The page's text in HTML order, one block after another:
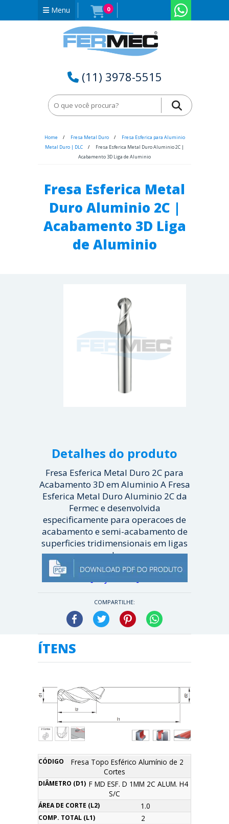
Menu 0
(11) 3978-5515
Home Fresa Metal Duro
Fresa Esferica para Aluminio
Metal Duro | DLC
Fresa Esferica Metal Duro Aluminio 2C |
Acabamento 3D Liga de Aluminio
Fresa Esferica Metal
Duro Aluminio 2C |
Acabamento 3D Liga
de Aluminio
Detalhes do produto
Fresa Esferica Metal Duro 2C para
Acabamento 3D em Aluminio A Fresa
Esferica Metal Duro Aluminio 2C da
Fermec e desenvolvida
especificamente para operacoes de
acabamento e semi-acabamento de
superficies tridimensionais em ligas
d...
COMPARTILHE:
Facebook Twitter Pinterest
ÍTENS
Diâmetro
(d1)
Área
corte
(l2)
Comp.
(l1)
Fresa Topo Esférico Alumínio de 2
Cortes
F MD ESF. D 1MM 2C ALUM. H4
S/C
1.0
2